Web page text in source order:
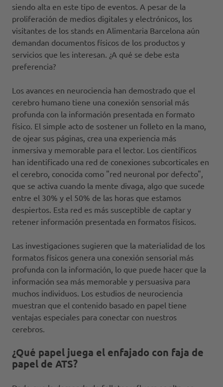
siendo alta en este tipo de eventos. A pesar de la
proliferación de medios digitales y electrónicos, los
visitantes de los stands en Alimentaria Barcelona aún
demandan documentos físicos de los productos y
servicios que les interesan. ¿A qué se debe esta
preferencia?
Los avances en neurociencia han demostrado que el
cerebro humano tiene una conexión sensorial más
profunda con la información presentada en formato
físico. El simple acto de sostener un folleto en la mano,
de ojear sus páginas, crea una experiencia más
inmersiva y memorable para el lector. Los científicos
han identificado una red de conexiones subcorticales en
el cerebro, conocida como "red neuronal por defecto",
que se activa cuando la mente divaga, algo que sucede
entre el 30% y el 50% de las horas que estamos
despiertos. Esta red es más susceptible de captar y
retener información presentada en formatos físicos.
Las investigaciones sugieren que la materialidad de los
formatos físicos genera una conexión sensorial más
profunda con la información, lo que puede hacer que la
información sea más memorable y persuasiva para
muchos individuos. Los estudios de neurociencia
muestran que el contenido basado en papel tiene
ventajas especiales para conectar con nuestros
cerebros.
¿Qué papel juega el enfajado con faja de
papel de ATS?